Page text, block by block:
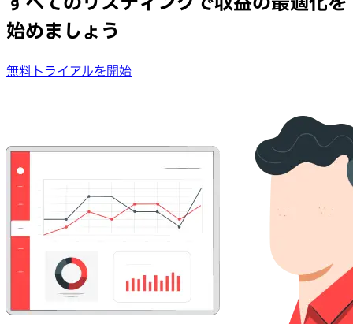
始めましょう
無料トライアルを開始